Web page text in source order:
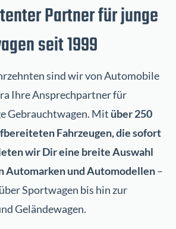
Partner für junge
seit 1999
sind wir von Automobile
Ihre Ansprechpartner für
Gebrauchtwagen. Mit über 250
Fahrzeugen, die sofort
wir Dir eine breite Auswahl
Automarken und Automodellen–
Sportwagen bis hin zur
Geländewagen.